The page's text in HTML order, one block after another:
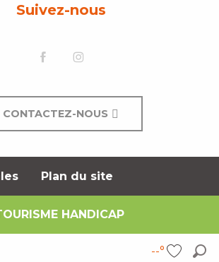
--°
Suivez-nous
CONTACTEZ-NOUS
Plan du site
HANDICAP